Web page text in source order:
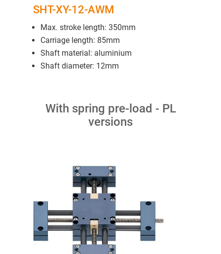
SHT-XY-12-AWM
Max. stroke length: 350mm
Carriage length: 85mm
Shaft material: aluminium
Shaft diameter: 12mm
With spring pre-load - PL
versions